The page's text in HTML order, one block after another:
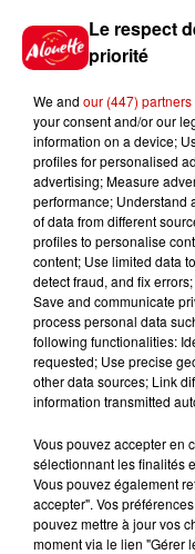
Le
de
Le respect
priorité
We and our (447) partners
your consent and/or our
information on a device;
profiles for personalised
advertising; Measure
performance; Understand
of data from different
profiles to personalise
content; Use limited data
detect fraud, and fix
Save and communicate
process personal data
following functionalities:
requested; Use precise
other data sources; Link
information transmitted
Vous pouvez accepter en
sélectionnant les finalités
Vous pouvez également
accepter". Vos
pouvez mettre à jour vos
moment via le lien "Gérer